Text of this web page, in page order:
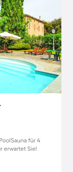
für 4
erwartet Sie!